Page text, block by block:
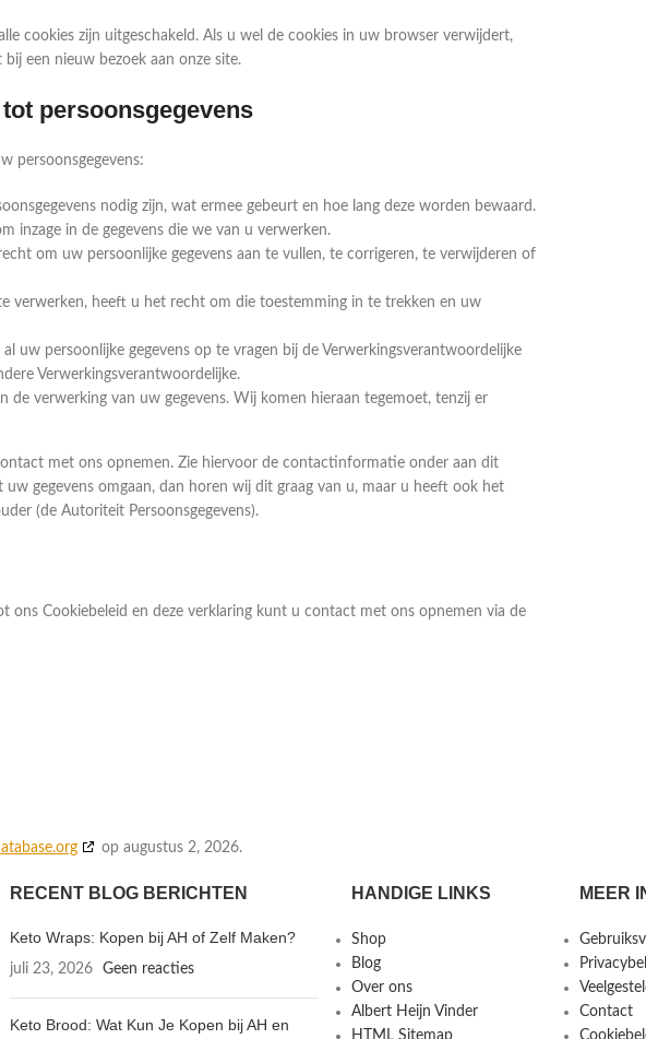
cookies zijn uitgeschakeld. Als u wel de cookies in uw browser verwijdert,
een nieuw bezoek aan onze site.
persoonsgegevens
persoonsgegevens:
nodig zijn, wat ermee gebeurt en hoe lang deze worden bewaard.
inzage in de gegevens die we van u verwerken.
om uw persoonlijke gegevens aan te vullen, te corrigeren, te verwijderen of
verwerken, heeft u het recht om die toestemming in te trekken en uw
uw persoonlijke gegevens op te vragen bij de Verwerkingsverantwoordelijke
Verwerkingsverantwoordelijke.
de verwerking van uw gegevens. Wij komen hieraan tegemoet, tenzij er
met ons opnemen. Zie hiervoor de contactinformatie onder aan dit
gegevens omgaan, dan horen wij dit graag van u, maar u heeft ook het
(de Autoriteit Persoonsgegevens).
ons Cookiebeleid en deze verklaring kunt u contact met ons opnemen via de
op augustus 2, 2026.
RECENT BLOG BERICHTEN
Keto Wraps: Kopen bij AH of Zelf Maken?
juli 23, 2026 Geen reacties
Keto Brood: Wat Kun Je Kopen bij AH en
HANDIGE LINKS
Shop
Blog
Over ons
Albert Heijn Vinder
HTML Sitemap
MEER
Contact